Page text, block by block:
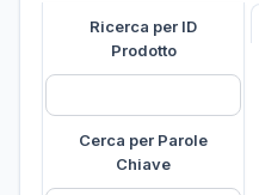
Ricerca per ID
Prodotto
Cerca per Parole
Chiave